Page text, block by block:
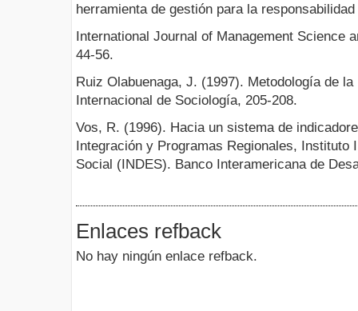
herramienta de gestión para la
International Journal of Management Science
44-56.
Ruiz Olabuenaga, J. (1997). Metodología de
Internacional de Sociología, 205-208.
Vos, R. (1996). Hacia un sistema de
Integración y Programas Regionales,
Social (INDES). Banco Interamericana de
Enlaces refback
No hay ningún enlace refback.